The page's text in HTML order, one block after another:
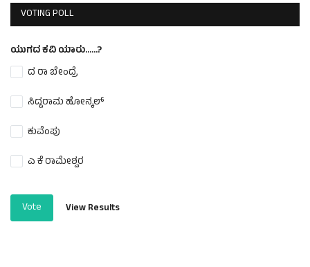
VOTING POLL
ಯುಗದ ಕವಿ ಯಾರು......?
ದ ರಾ ಬೇಂದ್ರೆ
ಸಿದ್ದರಾಮ ಹೋನ್ಕಲ್
ಕುವೆಂಪು
ಎ ಕೆ ರಾಮೇಶ್ವರ
Vote View Results